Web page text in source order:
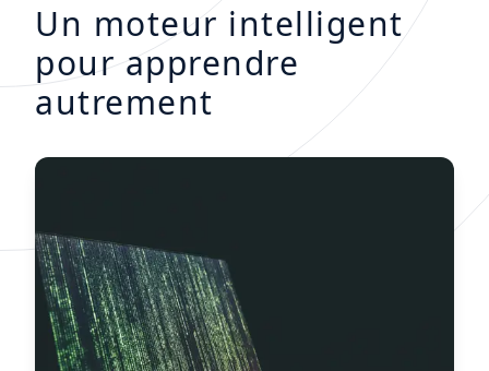
Un moteur intelligent
pour apprendre
autrement